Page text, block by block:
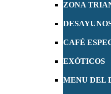
ZONA
CAFÉ
EXÓTICOS
MENU DEL